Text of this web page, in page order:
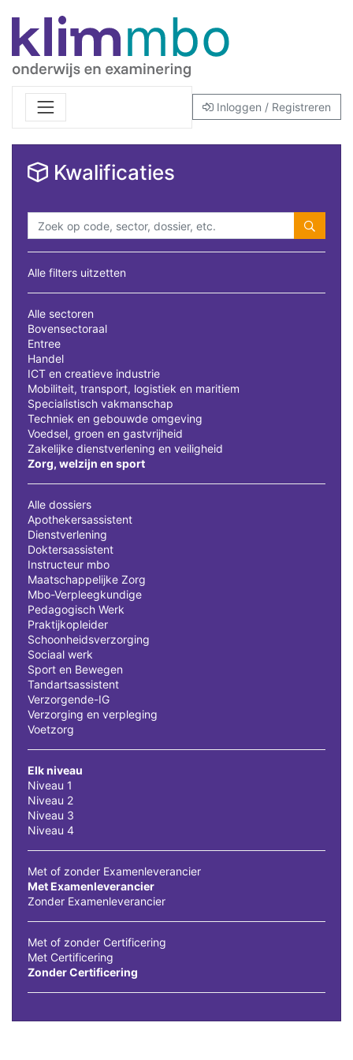
Inloggen / Registreren
Kwalificaties
Alle filters uitzetten
Alle sectoren
Bovensectoraal
Entree
Handel
ICT en creatieve industrie
Mobiliteit, transport, logistiek en maritiem
Specialistisch vakmanschap
Techniek en gebouwde omgeving
Voedsel, groen en gastvrijheid
Zakelijke dienstverlening en veiligheid
Zorg, welzijn en sport
Alle dossiers
Apothekersassistent
Dienstverlening
Doktersassistent
Instructeur mbo
Maatschappelijke Zorg
Mbo-Verpleegkundige
Pedagogisch Werk
Praktijkopleider
Schoonheidsverzorging
Sociaal werk
Sport en Bewegen
Tandartsassistent
Verzorgende-IG
Verzorging en verpleging
Voetzorg
Elk niveau
Niveau 1
Niveau 2
Niveau 3
Niveau 4
Met of zonder Examenleverancier
Met Examenleverancier
Zonder Examenleverancier
Met of zonder Certificering
Met Certificering
Zonder Certificering